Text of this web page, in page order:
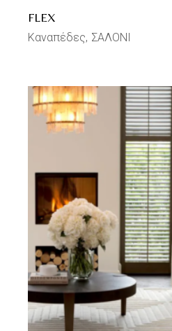
FLEX
Καναπέδες ΣΑΛΟΝΙ